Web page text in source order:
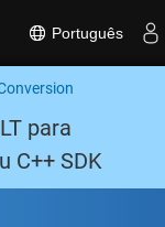
Português
para
C++ SDK